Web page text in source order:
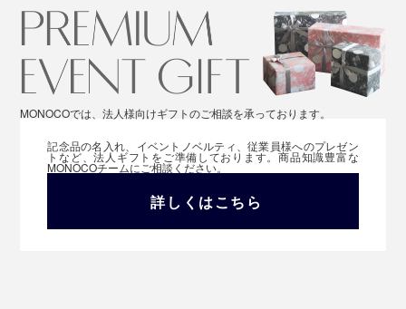
MONOCOでは、法人様向けギフトのご相談を承っております。
記念品の名入れ、イベントノベルティ、従業員様へのプレゼン
トなど、法人ギフトをご準備しております。商品知識豊富な
MONOCOチームにご相談ください。
詳しくはこちら